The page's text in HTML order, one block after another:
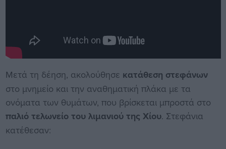
Μετά τη δέηση, ακολούθησε κατάθεση στεφάνων
στο μνημείο και την αναθηματική πλάκα με τα
ονόματα των θυμάτων, που βρίσκεται μπροστά στο
παλιό τελωνείο του λιμανιού της Χίου. Στεφάνια
κατέθεσαν: